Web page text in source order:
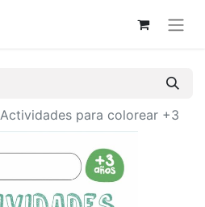
Actividades para colorear +3